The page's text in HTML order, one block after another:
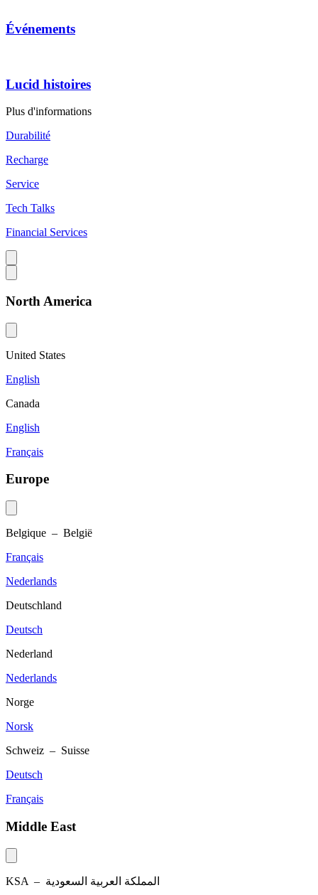
Événements
Lucid histoires
Plus d'informations
Durabilité
Recharge
Service
Tech Talks
Financial Services
North America
United States
English
Canada
English
Français
Europe
Belgique – België
Français
Nederlands
Deutschland
Deutsch
Nederland
Nederlands
Norge
Norsk
Schweiz – Suisse
Deutsch
Français
Middle East
KSA – المملكة العربية السعودية